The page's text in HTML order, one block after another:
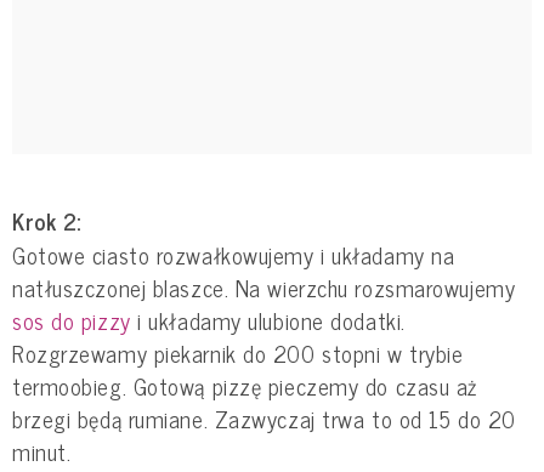
Krok 2:
Gotowe ciasto rozwałkowujemy i układamy na
natłuszczonej blaszce. Na wierzchu rozsmarowujemy
sos do pizzy i układamy ulubione dodatki.
Rozgrzewamy piekarnik do 200 stopni w trybie
termoobieg. Gotową pizzę pieczemy do czasu aż
brzegi będą rumiane. Zazwyczaj trwa to od 15 do 20
minut.